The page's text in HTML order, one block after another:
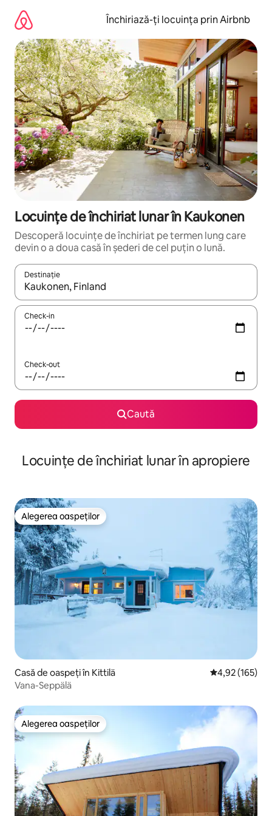
mergi
conținut
Închiriază-ți locuința prin Airbnb
Locuințe de închiriat lunar în Kaukonen
Descoperă locuințe de închiriat pe termen lung care
devin o a doua casă în șederi de cel puțin o lună.
Destinație
Când se încarcă rezultatele, navighează folosind tastele
Check-in
Check-out
Caută
Locuințe de închiriat lunar în apropiere
Alegerea oaspeților
Alegerea oaspeților
Casă de oaspeți în Kittilä Scor mediu de
4,92 (165)
Vana-Seppälä
Alegerea oaspeților
Alegerea oaspeților